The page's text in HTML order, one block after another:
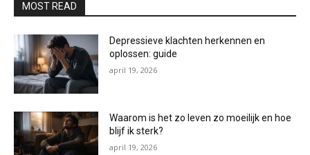
MOST READ
Depressieve klachten herkennen en
oplossen: guide
april 19, 2026
Waarom is het zo leven zo moeilijk en hoe
blijf ik sterk?
april 19, 2026